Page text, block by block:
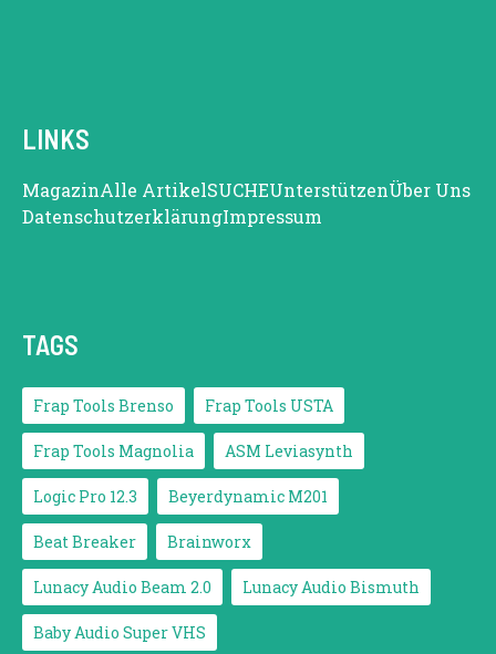
LINKS
MagazinAlle ArtikelSUCHEUnterstützenÜber Uns
DatenschutzerklärungImpressum
TAGS
Frap Tools Brenso Frap Tools USTA
Frap Tools Magnolia ASM Leviasynth
Logic Pro 12.3 Beyerdynamic M201
Beat Breaker Brainworx
Lunacy Audio Beam 2.0 Lunacy Audio Bismuth
Baby Audio Super VHS